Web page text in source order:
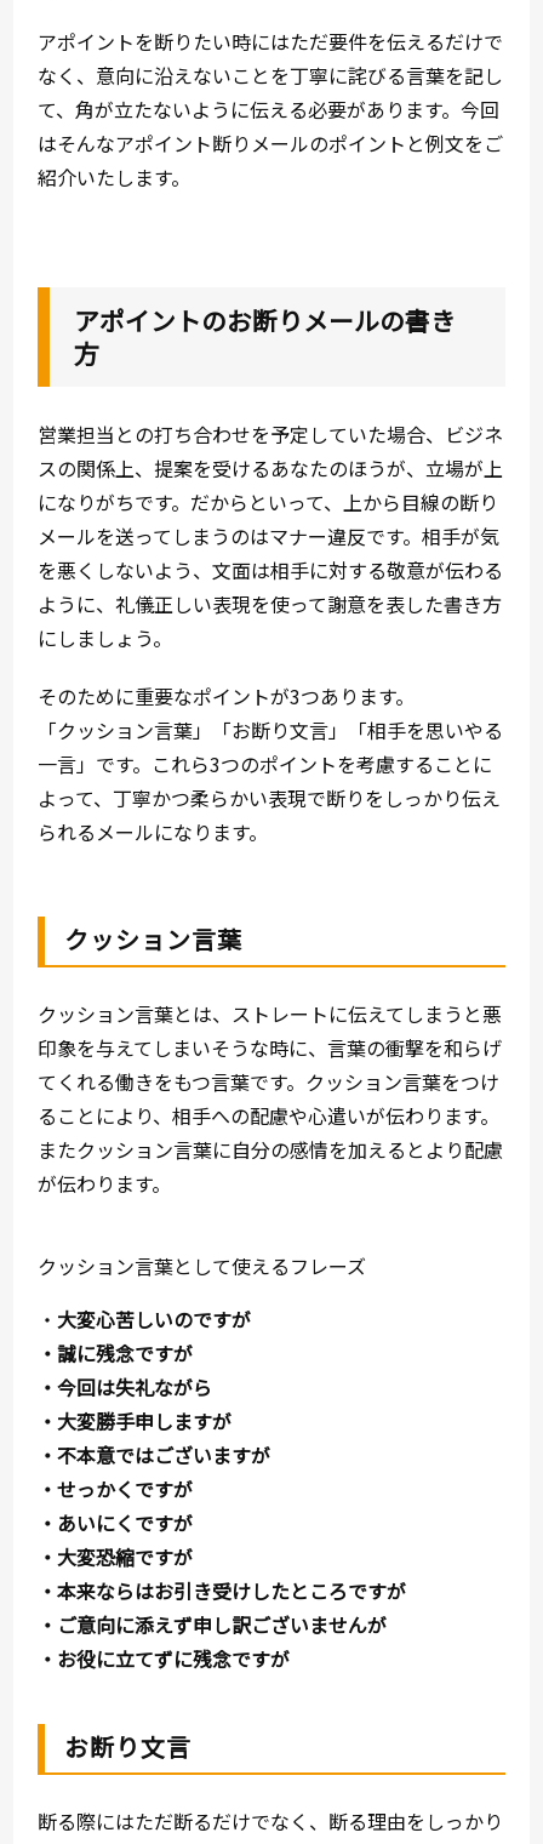
アポイントを断りたい時にはただ要件を伝えるだけで
なく、意向に沿えないことを丁寧に詫びる言葉を記し
て、角が立たないように伝える必要があります。今回
はそんなアポイント断りメールのポイントと例文をご
紹介いたします。
アポイントのお断りメールの書き
方
営業担当との打ち合わせを予定していた場合、ビジネ
スの関係上、提案を受けるあなたのほうが、立場が上
になりがちです。だからといって、上から目線の断り
メールを送ってしまうのはマナー違反です。相手が気
を悪くしないよう、文面は相手に対する敬意が伝わる
ように、礼儀正しい表現を使って謝意を表した書き方
にしましょう。
そのために重要なポイントが3つあります。
「クッション言葉」「お断り文言」「相手を思いやる
一言」です。これら3つのポイントを考慮することに
よって、丁寧かつ柔らかい表現で断りをしっかり伝え
られるメールになります。
クッション言葉
クッション言葉とは、ストレートに伝えてしまうと悪
印象を与えてしまいそうな時に、言葉の衝撃を和らげ
てくれる働きをもつ言葉です。クッション言葉をつけ
ることにより、相手への配慮や心遣いが伝わります。
またクッション言葉に自分の感情を加えるとより配慮
が伝わります。
クッション言葉として使えるフレーズ
・大変心苦しいのですが
・誠に残念ですが
・今回は失礼ながら
・大変勝手申しますが
・不本意ではございますが
・せっかくですが
・あいにくですが
・大変恐縮ですが
・本来ならはお引き受けしたところですが
・ご意向に添えず申し訳ございませんが
・お役に立てずに残念ですが
お断り文言
断る際にはただ断るだけでなく、断る理由をしっかり